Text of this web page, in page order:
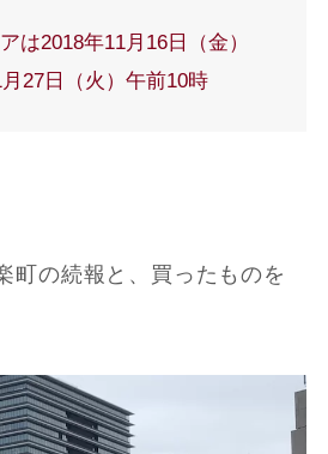
は2018年11月16日（金）
27日（火）午前10時
町の続報と、買ったものを